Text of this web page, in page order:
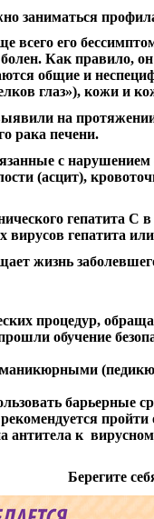
заниматься
всего его
Как правило,
общие и
глаз»), кожи и
на
рака печени.
с
(асцит),
гепатита С
вирусов гепатита
жизнь
процедур,
обучение
барьерные
пройти
антитела к
Берегите